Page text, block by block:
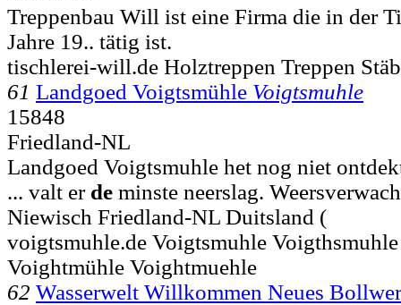
Treppenbau Will ist eine Firma die in der
Jahre 19.. tätig ist.
tischlerei-will.de Holztreppen Treppen
61 Landgoed Voigtsmühle Voigtsmuhle
15848
Friedland-NL
Landgoed Voigtsmuhle het nog niet
... valt er de minste neerslag.
Niewisch Friedland-NL Duitsland (
voigtsmuhle.de Voigtsmuhle
Voightmühle Voightmuehle
62 Wasserwelt Willkommen Neues